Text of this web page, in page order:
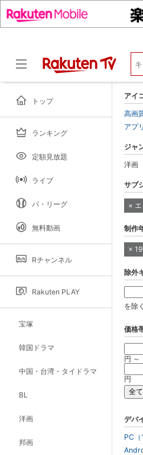
トップ
ランキング
定額見放題
ライブ
パ・リーグ
無料動画
Rチャンネル
Rakuten PLAY
宝塚
韓国ドラマ
中国・台湾・タイドラマ
BL
洋画
邦画
アイ
高画
アプ
ジャ
洋画
サブ
制作
除外
を除く
価格
円 ～
円
デバ
PC（